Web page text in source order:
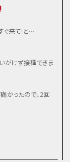
ぐ来て!と…
がけず接種できま
かったので、2回